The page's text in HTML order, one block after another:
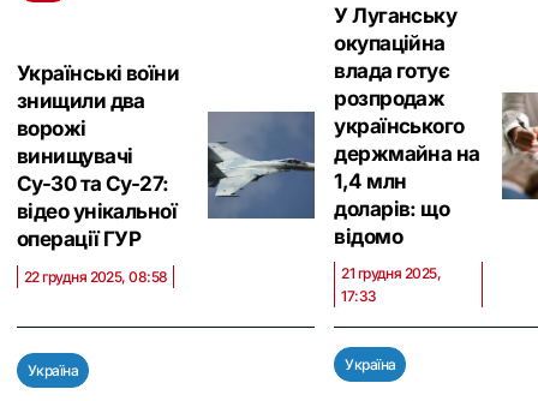
Українські воїни
знищили два
ворожі
винищувачі
Су-30 та Су-27:
відео унікальної
операції ГУР
22 грудня 2025, 08:58
У Луганську
окупаційна
влада готує
розпродаж
українського
держмайна на
1,4 млн
доларів: що
відомо
21 грудня 2025,
17:33
Україна Україна